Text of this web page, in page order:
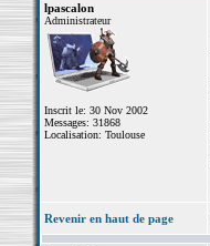
lpascalon
Administrateur
Inscrit le: 30 Nov 2002
Messages: 31868
Localisation: Toulouse
Revenir en haut de page